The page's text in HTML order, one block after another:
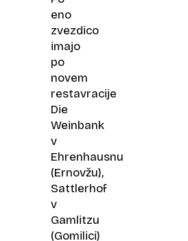
eno
zvezdico
imajo
po
novem
restavracije
Die
Weinbank
v
Ehrenhausnu
(Ernovžu),
Sattlerhof
v
Gamlitzu
(Gomilici)